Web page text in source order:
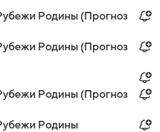
Родины (Прогноз
Родины (Прогноз
Родины (Прогноз
Родины